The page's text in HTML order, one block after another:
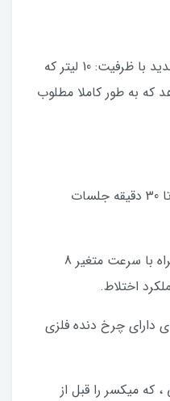
همزن فوق حرفه ای کاسه دار جدید با ظرفیت: 10 لیتر که
که به طور کاملا مطلوب
دارای توان 2200 وات است که تا 30 دقیقه جلسات
مخلوط کردن مواد تا 10 لیتر همراه با سرعت متغیر 8
اختلاط.
دارای چرخ دنده فلزی
که میکسر را قبل از